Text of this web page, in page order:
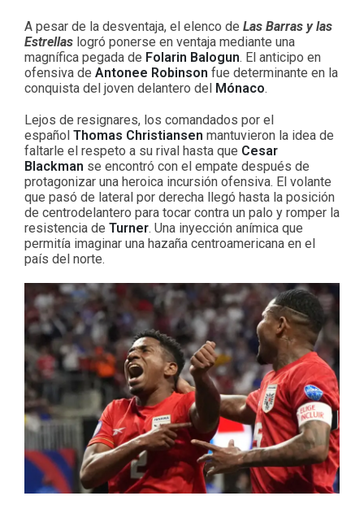
A pesar de la desventaja, el elenco de Las Barras y las
Estrellas logró ponerse en ventaja mediante una
magnífica pegada de Folarin Balogun. El anticipo en
ofensiva de Antonee Robinson fue determinante en la
conquista del joven delantero del Mónaco.
Lejos de resignares, los comandados por el
español Thomas Christiansen mantuvieron la idea de
faltarle el respeto a su rival hasta que Cesar
Blackman se encontró con el empate después de
protagonizar una heroica incursión ofensiva. El volante
que pasó de lateral por derecha llegó hasta la posición
de centrodelantero para tocar contra un palo y romper la
resistencia de Turner. Una inyección anímica que
permitía imaginar una hazaña centroamericana en el
país del norte.